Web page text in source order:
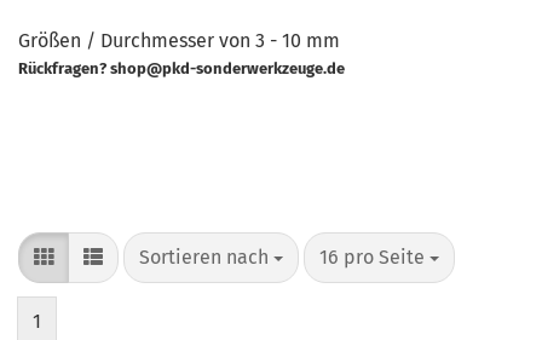
Größen / Durchmesser von 3 - 10 mm
Rückfragen? shop@pkd-sonderwerkzeuge.de
Sortieren nach
Sortieren nach 16 pro Seite
pro Seite
1